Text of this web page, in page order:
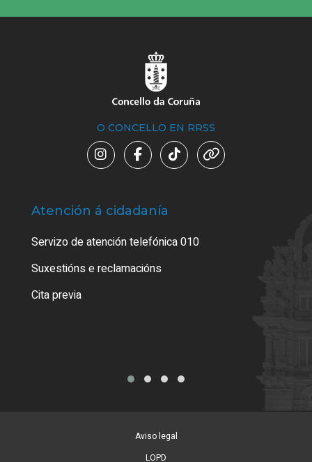
O CONCELLO EN RRSS
Atención á cidadanía
Servizo de atención telefónica 010
Suxestións e reclamacións
Cita previa
Aviso legal
LOPD